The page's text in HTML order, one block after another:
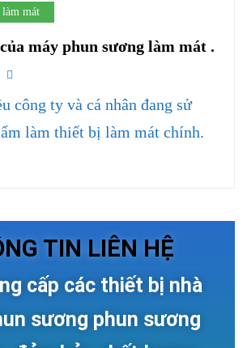
mát
máy phun sương làm mát .
công ty và cá nhân đang sử
làm thiết bị làm mát chính.
TIN LIÊN HỆ
cấp các thiết bị nhà
sương phun sương